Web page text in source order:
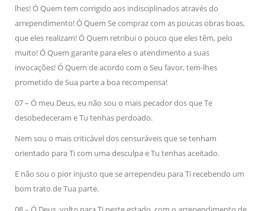
lhes! Ó Quem tem corrigido aos indisciplinados através do
arrependimento! Ó Quem Se compraz com as poucas obras boas,
que eles realizam! Ó Quem retribui o pouco que eles têm, pelo
muito! Ó Quem garante para eles o atendimento a suas
invocações! Ó Quem de acordo com o Seu favor, tem-lhes
prometido de Sua parte a boa recompensa!
07 – Ó meu Deus, eu não sou o mais pecador dos que Te
desobedeceram e Tu tenhas perdoado.
Nem sou o mais criticável dos censuráveis que se tenham
orientado para Ti com uma desculpa e Tu tenhas aceitado.
E não sou o pior injusto que se arrependeu para Ti recebendo um
bom trato de Tua parte.